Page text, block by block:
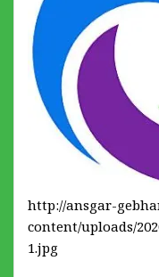
http://ansgar-
content/uploads/
1.jpg